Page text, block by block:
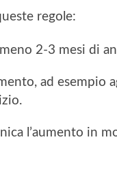
regole:
2-3 mesi di
ad esempio
l’aumento in